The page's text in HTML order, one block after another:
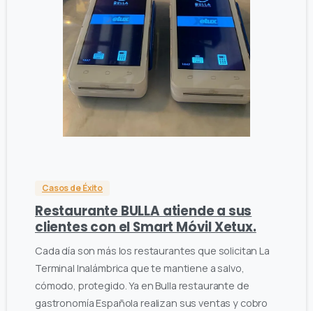
Casos de Éxito
Restaurante BULLA atiende a sus
clientes con el Smart Móvil Xetux.
Cada día son más los restaurantes que solicitan La
Terminal Inalámbrica que te mantiene a salvo,
cómodo, protegido. Ya en Bulla restaurante de
gastronomía Española realizan sus ventas y cobro